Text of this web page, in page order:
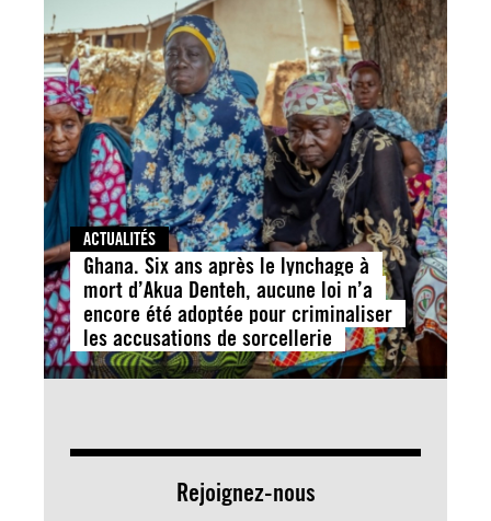
ACTUALITÉS
Ghana. Six ans après le lynchage à
mort d’Akua Denteh, aucune loi n’a
encore été adoptée pour criminaliser
les accusations de sorcellerie
Rejoignez-nous